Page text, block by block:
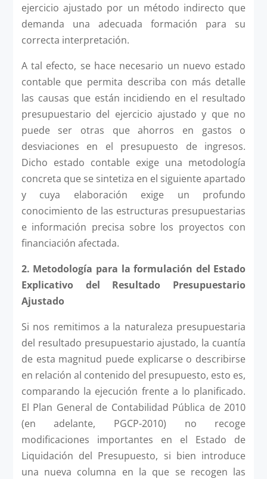
ejercicio ajustado por un método indirecto que
demanda una adecuada formación para su
correcta interpretación.
A tal efecto, se hace necesario un nuevo estado
contable que permita describa con más detalle
las causas que están incidiendo en el resultado
presupuestario del ejercicio ajustado y que no
puede ser otras que ahorros en gastos o
desviaciones en el presupuesto de ingresos.
Dicho estado contable exige una metodología
concreta que se sintetiza en el siguiente apartado
y cuya elaboración exige un profundo
conocimiento de las estructuras presupuestarias
e información precisa sobre los proyectos con
financiación afectada.
2. Metodología para la formulación del Estado
Explicativo del Resultado Presupuestario
Ajustado
Si nos remitimos a la naturaleza presupuestaria
del resultado presupuestario ajustado, la cuantía
de esta magnitud puede explicarse o describirse
en relación al contenido del presupuesto, esto es,
comparando la ejecución frente a lo planificado.
El Plan General de Contabilidad Pública de 2010
(en adelante, PGCP-2010) no recoge
modificaciones importantes en el Estado de
Liquidación del Presupuesto, si bien introduce
una nueva columna en la que se recogen las